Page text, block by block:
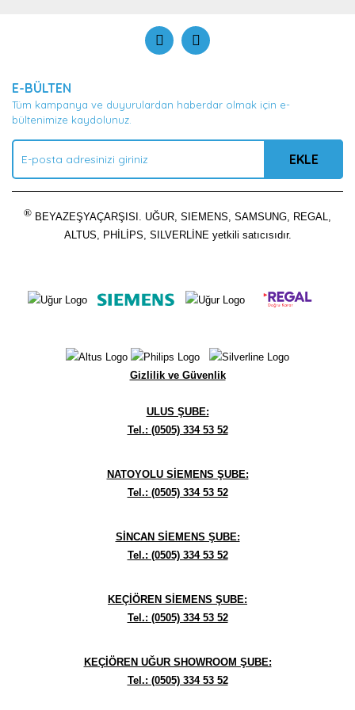
Ürün fiyatı diğer sitelerden daha pahalı.
E-BÜLTEN
Tüm kampanya ve duyurulardan haberdar olmak için e-
bültenimize kaydolunuz.
EKLE
® BEYAZEŞYAÇARŞISI. UĞUR, SIEMENS, SAMSUNG, REGAL,
ALTUS, PHİLİPS, SILVERLİNE yetkili satıcısıdır.
Gizlilik ve Güvenlik
ULUS ŞUBE:
Tel.: (0505) 334 53 52
NATOYOLU SİEMENS ŞUBE:
Tel.: (0505) 334 53 52
SİNCAN SİEMENS ŞUBE:
Tel.: (0505) 334 53 52
KEÇİÖREN SİEMENS ŞUBE:
Tel.: (0505) 334 53 52
KEÇİÖREN UĞUR SHOWROOM ŞUBE:
Tel.: (0505) 334 53 52